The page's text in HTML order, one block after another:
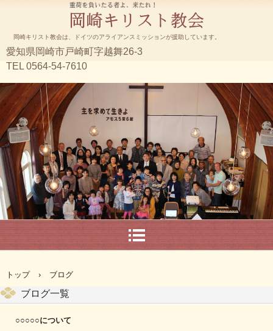
岡崎キリスト教会は、ドイツのアライアンスミッションが援助しています。
愛知県岡崎市戸崎町字越舞26-3
TEL 0564-54-7610
トップ › ブログ
ブログ一覧
○○○○○について